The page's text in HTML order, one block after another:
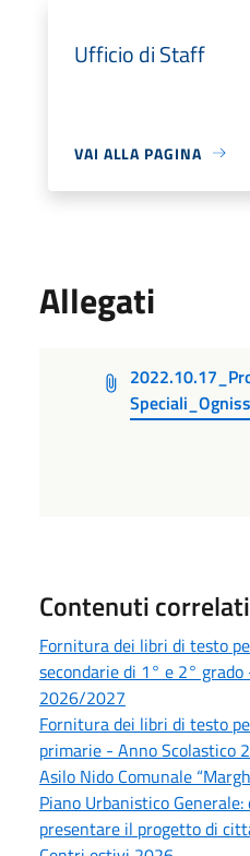
Ufficio di Staff
VAI ALLA PAGINA
Allegati
Contenuti correlati
Fornitura dei libri di testo
secondarie di 1° e 2°
2026/2027
Fornitura dei libri di testo
primarie - Anno Scolastico
Asilo Nido Comunale
Piano Urbanistico
presentare il progetto di